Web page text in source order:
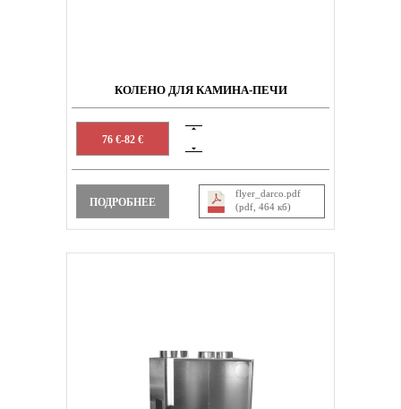
КОЛЕНО ДЛЯ КАМИНА-ПЕЧИ
76 €-82 €
ПОДРОБНЕЕ
flyer_darco.pdf
(pdf, 464 кб)